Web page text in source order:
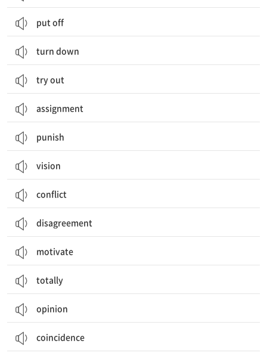
put off
turn down
try out
assignment
punish
vision
conflict
disagreement
motivate
totally
opinion
coincidence